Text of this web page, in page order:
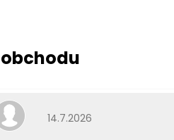
Hodnocení obchodu je 5 z
14.7.2026